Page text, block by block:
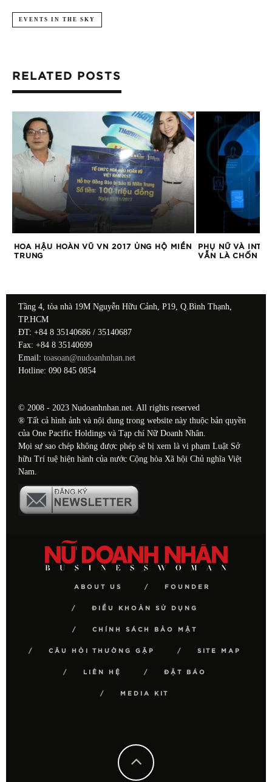
EVENTS IN THE SKY
RELATED POSTS
HOA HẬU HOÀN VŨ VN 2017 ỦNG HỘ MIỀN
TRUNG
PHỤ NỮ VÀ
VẪN LÀ CHỐN
Tầng 4, tòa nhà 19M Nguyễn Hữu Cảnh, P19, Q.Bình Thạnh,
TP.HCM
ĐT: +84 8 35140686 / 35140687
Fax: +84 8 35140699
Email: toasoan@nudoanhnhan.net
Hotline: 090 845 0854
© 2008 - 2023 Nudoanhnhan.net. All rights reserved
® Tất cả hình ảnh và nội dung trong website này thuộc bản quyền
của One Pacific Holdings và Tạp chí Nữ Doanh Nhân.
Mọi sự sao chép không được phép sẽ bị xem là vi phạm Luật Sở
hữu Trí tuệ hiện hành của nước Cộng hòa Xã hội Chủ nghĩa Việt
Nam.
ABOUT US FOUNDER
ĐIỀU KHOẢN SỬ DỤNG
CHÍNH SÁCH BẢO MẬT
CÂU HỎI THƯỜNG GẶP SITE MAP
LIÊN HỆ ĐẶT BÁO
MEDIA KIT